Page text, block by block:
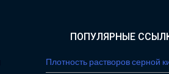
ПОПУЛЯРНЫЕ
Плотность растворов серной